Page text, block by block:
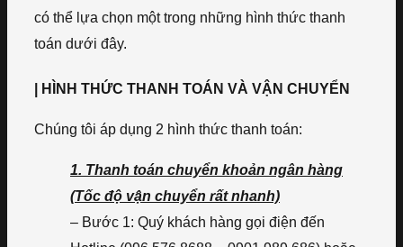
có thể lựa chọn một trong những hình thức thanh
toán dưới đây.
| HÌNH THỨC THANH TOÁN VÀ VẬN CHUYỂN
Chúng tôi áp dụng 2 hình thức thanh toán:
1. Thanh toán chuyển khoản ngân hàng
(Tốc độ vận chuyển rất nhanh)
– Bước 1: Quý khách hàng gọi điện đến